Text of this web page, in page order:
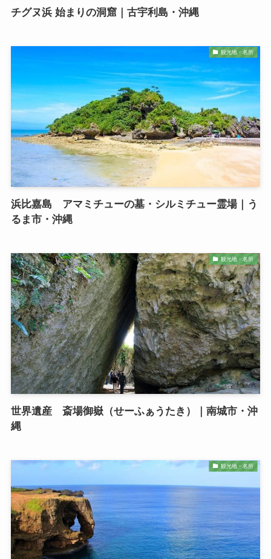
チグヌ浜 始まりの洞窟｜古宇利島・沖縄
観光地・名所
浜比嘉島 アマミチューの墓・シルミチュー霊場｜う
るま市・沖縄
観光地・名所
世界遺産 斎場御嶽（せーふぁうたき）｜南城市・沖
縄
観光地・名所